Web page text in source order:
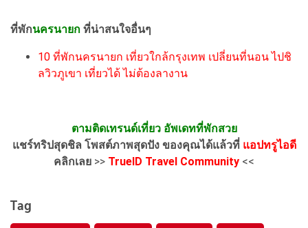
ที่พักนครนายก ที่น่าสนใจอื่นๆ
10 ที่พักนครนายก เที่ยวใกล้กรุงเทพ เปลี่ยนที่นอน ไปชิ
ลวิวภูเขา เที่ยวได้ ไม่ต้องลางาน
ตามติดเทรนด์เที่ยว อัพเดทที่พักสวย
แชร์ทริปสุดชิล โพสต์ภาพสุดปัง ของคุณได้แล้วที่ แอปทรูไอดี
คลิกเลย >> TrueID Travel Community <<
Tag